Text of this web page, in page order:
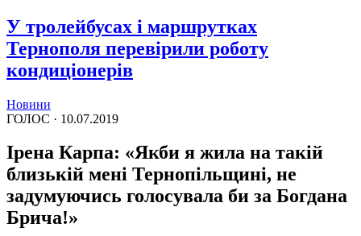
У тролейбусах і маршрутках
Тернополя перевірили роботу
кондиціонерів
Новини
ГОЛОС · 10.07.2019
Ірена Карпа: «Якби я жила на такій
близькій мені Тернопільщині, не
задумуючись голосувала би за Богдана
Брича!»